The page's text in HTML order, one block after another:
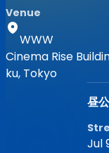
Venue
WWW
Cinema Rise
ku, Tokyo
昼
Jul